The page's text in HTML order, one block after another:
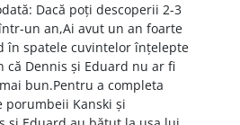
Dacă poți descoperii 2-3
un an,Ai avut un an foarte
în spatele cuvintelor înțelepte
Dennis și Eduard nu ar fi
bun.Pentru a completa
porumbeii Kanski și